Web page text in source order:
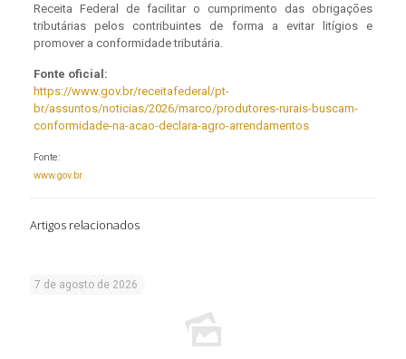
Receita Federal de facilitar o cumprimento das obrigações
tributárias pelos contribuintes de forma a evitar litígios e
promover a conformidade tributária.
Fonte oficial:
https://www.gov.br/receitafederal/pt-
br/assuntos/noticias/2026/marco/produtores-rurais-buscam-
conformidade-na-acao-declara-agro-arrendamentos
Fonte:
www.gov.br
Artigos relacionados
7 de agosto de 2026